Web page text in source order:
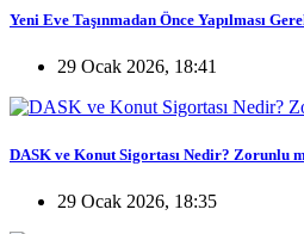
Yeni Eve Taşınmadan Önce Yapılması
29 Ocak 2026, 18:41
DASK ve Konut Sigortası Nedir? Zorunlu
29 Ocak 2026, 18:35